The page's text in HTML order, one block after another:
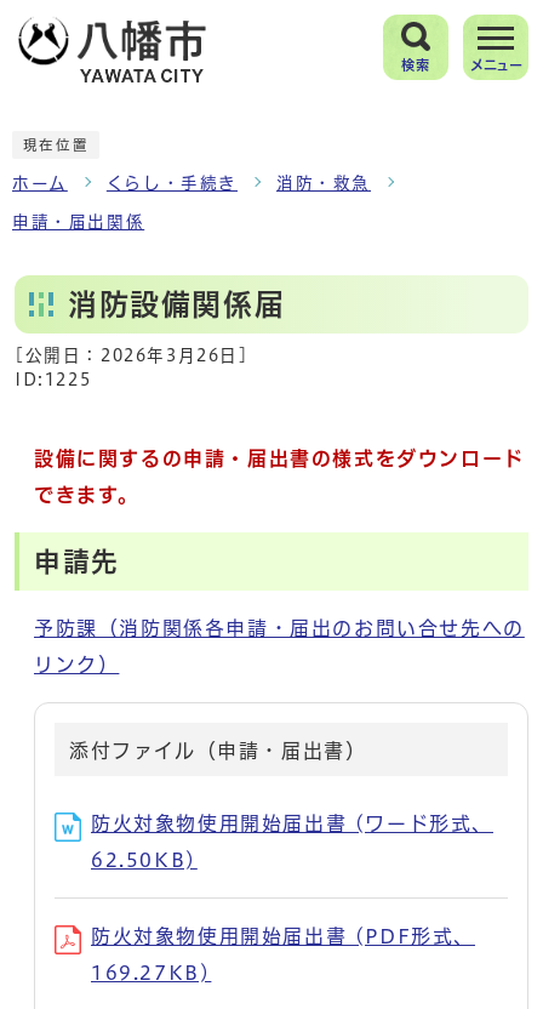
検索 メニュー
現在位置
ホーム くらし・手続き 消防・救急
申請・届出関係
消防設備関係届
[公開日： 2026年3月26日
ID:1225
設備に関するの申請・届出書の様式をダウンロード
できます。
申請先
予防課（消防関係各申請・届出のお問い合せ先への
リンク）
添付ファイル（申請・届出書）
防火対象物使用開始届出書 (ワード形式、
62.50KB)
防火対象物使用開始届出書 (PDF形式、
169.27KB)